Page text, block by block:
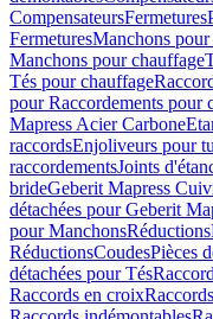
CompensateursFermetures
FermeturesManchons
Manchons pour chauffage
Tés pour chauffage
pour Raccordements pour
Mapress Acier Carbone
raccordsEnjoliveurs pour
raccordementsJoints
brideGeberit Mapress
détachées pour Geberit
pour ManchonsRéductions
RéductionsCoudesPièces
détachées pour Tés
Raccords en croix